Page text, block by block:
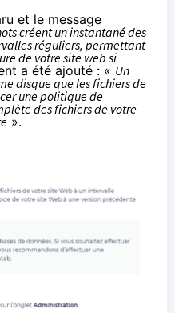
et le message
créent un instantané des
réguliers, permettant
de votre site web si
a été ajouté : « Un
disque que les fichiers de
une politique de
des fichiers de votre
».